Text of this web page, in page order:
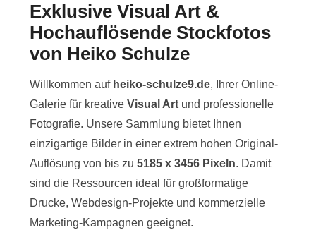
Exklusive Visual Art &
Hochauflösende Stockfotos
von Heiko Schulze
Willkommen auf heiko-schulze9.de, Ihrer Online-
Galerie für kreative Visual Art und professionelle
Fotografie. Unsere Sammlung bietet Ihnen
einzigartige Bilder in einer extrem hohen Original-
Auflösung von bis zu 5185 x 3456 Pixeln. Damit
sind die Ressourcen ideal für großformatige
Drucke, Webdesign-Projekte und kommerzielle
Marketing-Kampagnen geeignet.